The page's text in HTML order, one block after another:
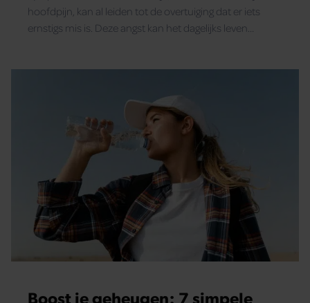
hoofdpijn, kan al leiden tot de overtuiging dat er iets
ernstigs mis is. Deze angst kan het dagelijks leven
Boost je geheugen: 7 simpele